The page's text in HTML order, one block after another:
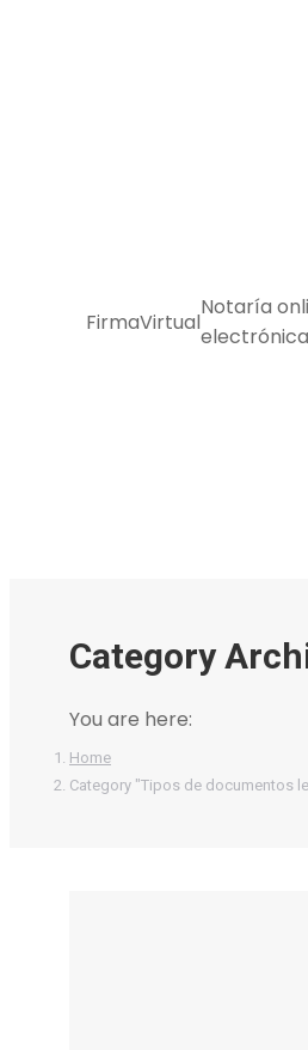
FirmaVirtual
Notaría
Category
You are here:
Home
Category "Tipos de documentos